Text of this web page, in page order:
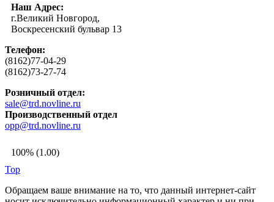
Наш Адрес:
г.Великий Новгород,
Воскресенский бульвар 13
Телефон:
(8162)77-04-29
(8162)73-27-74
Розничный отдел:
sale@trd.novline.ru
Производственный отдел
opp@trd.novline.ru
100% (1.00)
Top
Обращаем ваше внимание на то, что данный интернет-сайт